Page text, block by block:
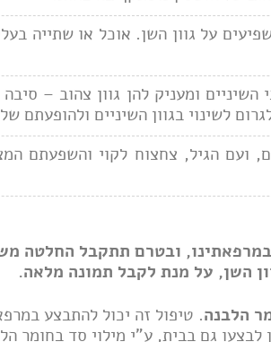
על גוון השן. אוכל או שתייה
ומעניק להן גוון צהוב –
לשינוי בגוון השיניים ולהופעתם
ועם הגיל, צחצוח לקוי והשפעתם
ובטרם תתקבל החלטה
השן, על מנת לקבל תמונה מלאה.
הלבנה. טיפול זה יכול להתבצע
לבצעו גם בבית, ע"י מילוי סד בחומר